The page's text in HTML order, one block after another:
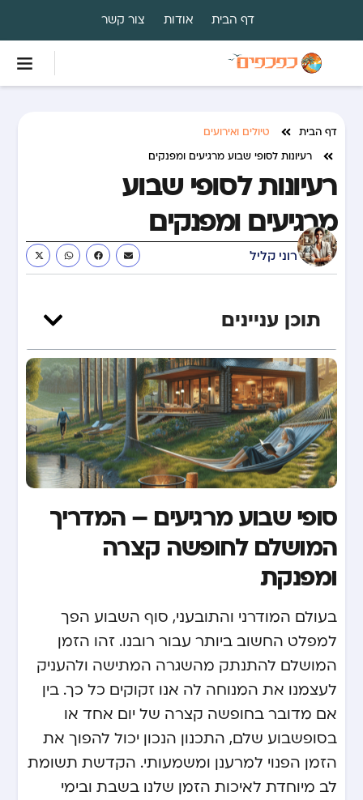
דף הבית אודות צור קשר
דף הבית
טיולים ואירועים
רעיונות לסופי שבוע מרגיעים ומפנקים
רעיונות לסופי שבוע
מרגיעים ומפנקים
רוני קליל
תוכן עניינים
סופי שבוע מרגיעים – המדריך
המושלם לחופשה קצרה
ומפנקת
בעולם המודרני והתובעני, סוף השבוע הפך
למפלט החשוב ביותר עבור רובנו. זהו הזמן
המושלם להתנתק מהשגרה המתישה ולהעניק
לעצמנו את המנוחה לה אנו זקוקים כל כך. בין
אם מדובר בחופשה קצרה של יום אחד או
בסופשבוע שלם, התכנון הנכון יכול להפוך את
הזמן הפנוי למרענן ומשמעותי. הקדשת תשומת
לב מיוחדת לאיכות הזמן שלנו בשבת ובימי